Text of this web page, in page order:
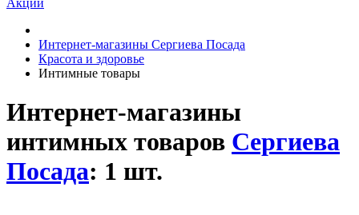
Акции
Интернет-магазины Сергиева Посада
Красота и здоровье
Интимные товары
Интернет-магазины
интимных товаров Сергиева
Посада: 1 шт.